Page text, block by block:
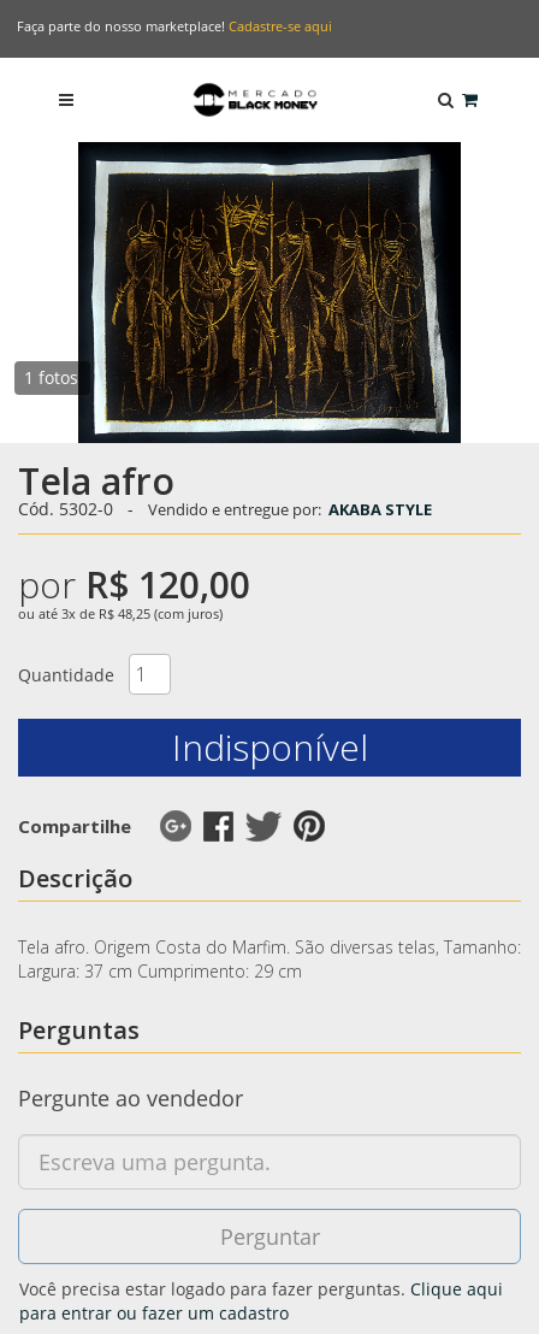
Faça parte do nosso marketplace! Cadastre-se aqui
1 fotos
Tela afro
Cód. 5302-0 - Vendido e entregue por: AKABA STYLE
por R$ 120,00
ou até 3x de R$ 48,25 (com juros)
Quantidade
Indisponível
Compartilhe
Descrição
Tela afro. Origem Costa do Marfim. São diversas telas, Tamanho:
Largura: 37 cm Cumprimento: 29 cm
Perguntas
Pergunte ao vendedor
Você precisa estar logado para fazer perguntas. Clique aqui
para entrar ou fazer um cadastro